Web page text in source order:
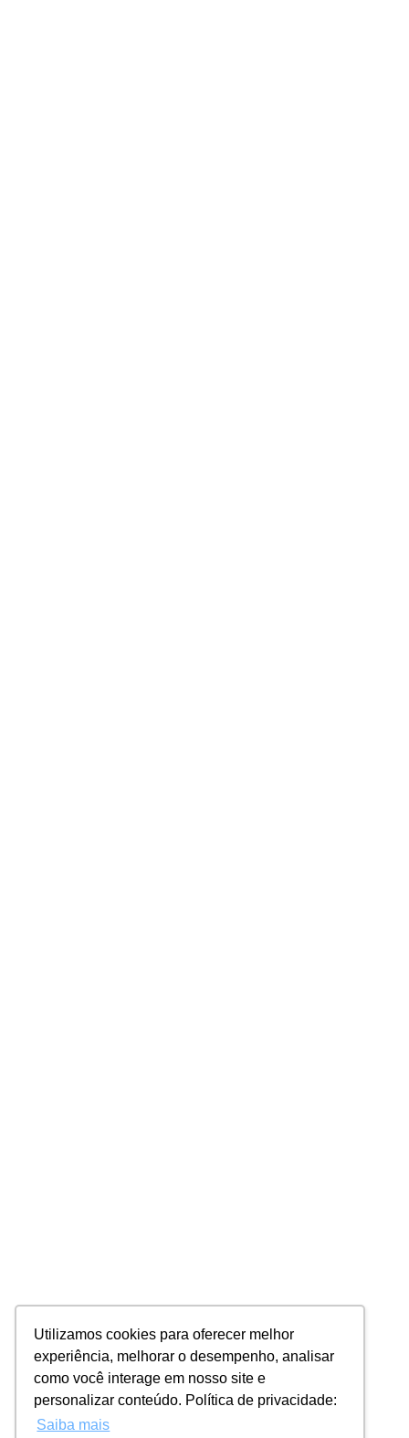
Utilizamos cookies para oferecer melhor
experiência, melhorar o desempenho, analisar
como você interage em nosso site e
personalizar conteúdo. Política de privacidade:
Saiba mais